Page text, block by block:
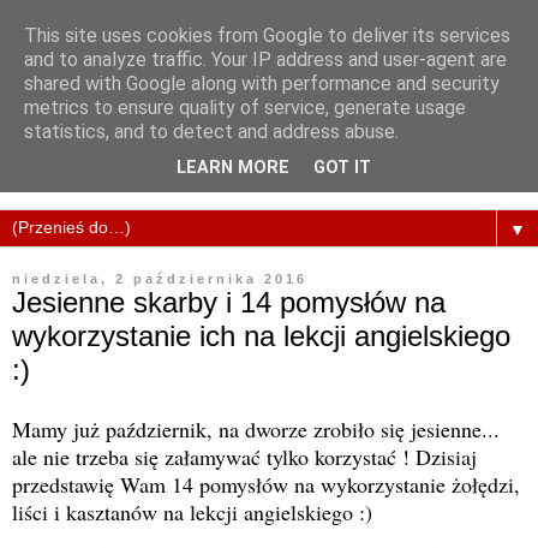
▼
niedziela, 2 października 2016
Jesienne skarby i 14 pomysłów na
wykorzystanie ich na lekcji angielskiego
:)
Mamy już październik, na dworze zrobiło się jesienne...
ale nie trzeba się załamywać tylko korzystać ! Dzisiaj
przedstawię Wam 14 pomysłów na wykorzystanie żołędzi,
liści i kasztanów na lekcji angielskiego :)
This site uses cookies from Google to deliver its services
and to analyze traffic. Your IP address and user-agent are
shared with Google along with performance and security
metrics to ensure quality of service, generate usage
statistics, and to detect and address abuse.
LEARN MORE GOT IT